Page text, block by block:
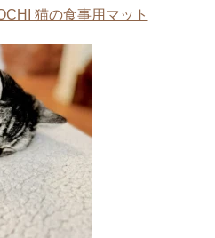
猫の食事用マット